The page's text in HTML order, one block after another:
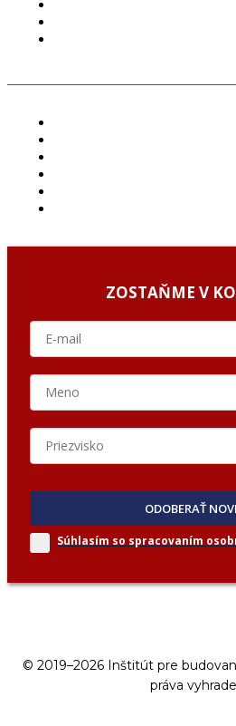
ZOSTAŇME V
ODOBERAŤ
Súhlasím so spracovaním
© 2019–2026 Inštitút pre
práva